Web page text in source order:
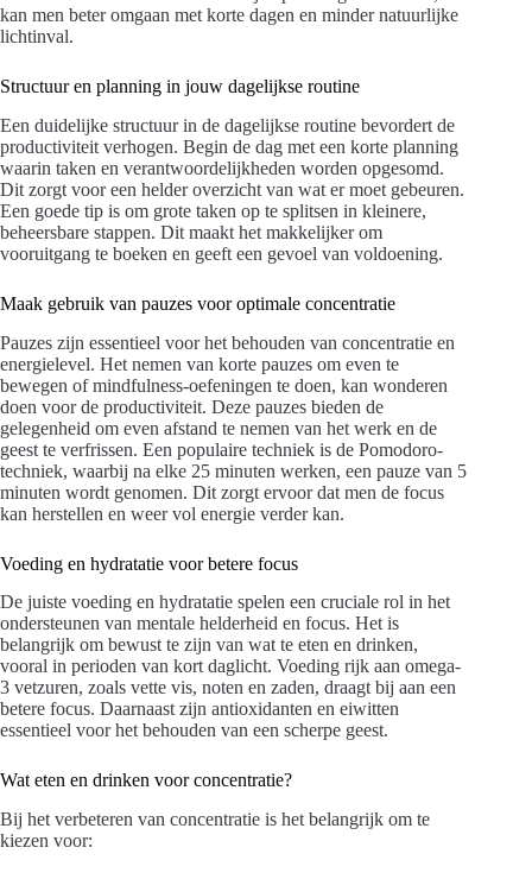
kan men beter omgaan met korte dagen en minder natuurlijke
lichtinval.
Structuur en planning in jouw dagelijkse routine
Een duidelijke structuur in de dagelijkse routine bevordert de
productiviteit verhogen. Begin de dag met een korte planning
waarin taken en verantwoordelijkheden worden opgesomd.
Dit zorgt voor een helder overzicht van wat er moet gebeuren.
Een goede tip is om grote taken op te splitsen in kleinere,
beheersbare stappen. Dit maakt het makkelijker om
vooruitgang te boeken en geeft een gevoel van voldoening.
Maak gebruik van pauzes voor optimale concentratie
Pauzes zijn essentieel voor het behouden van concentratie en
energielevel. Het nemen van korte pauzes om even te
bewegen of mindfulness-oefeningen te doen, kan wonderen
doen voor de productiviteit. Deze pauzes bieden de
gelegenheid om even afstand te nemen van het werk en de
geest te verfrissen. Een populaire techniek is de Pomodoro-
techniek, waarbij na elke 25 minuten werken, een pauze van 5
minuten wordt genomen. Dit zorgt ervoor dat men de focus
kan herstellen en weer vol energie verder kan.
Voeding en hydratatie voor betere focus
De juiste voeding en hydratatie spelen een cruciale rol in het
ondersteunen van mentale helderheid en focus. Het is
belangrijk om bewust te zijn van wat te eten en drinken,
vooral in perioden van kort daglicht. Voeding rijk aan omega-
3 vetzuren, zoals vette vis, noten en zaden, draagt bij aan een
betere focus. Daarnaast zijn antioxidanten en eiwitten
essentieel voor het behouden van een scherpe geest.
Wat eten en drinken voor concentratie?
Bij het verbeteren van concentratie is het belangrijk om te
kiezen voor: